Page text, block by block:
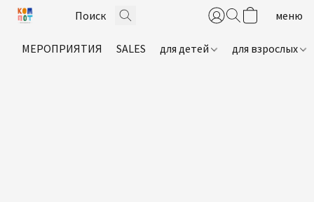
МЕРОПРИЯТИЯ SALES для детей для взрослых